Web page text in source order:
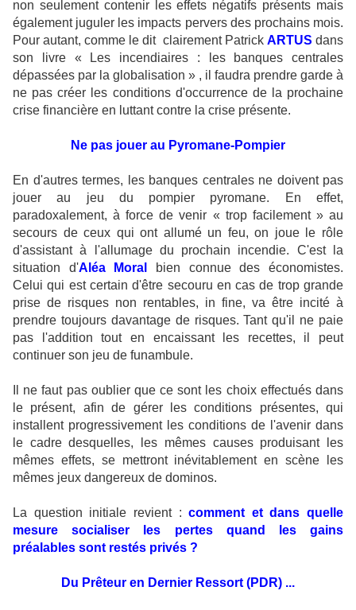
non seulement contenir les effets négatifs présents mais
également juguler les impacts pervers des prochains mois.
Pour autant, comme le dit clairement Patrick ARTUS dans
son livre « Les incendiaires : les banques centrales
dépassées par la globalisation » , il faudra prendre garde à
ne pas créer les conditions d'occurrence de la prochaine
crise financière en luttant contre la crise présente.
Ne pas jouer au Pyromane-Pompier
En d'autres termes, les banques centrales ne doivent pas
jouer au jeu du pompier pyromane. En effet,
paradoxalement, à force de venir « trop facilement » au
secours de ceux qui ont allumé un feu, on joue le rôle
d'assistant à l'allumage du prochain incendie. C'est la
situation d'A léa Moral
bien connue des économistes.
Celui qui est certain d'être secouru en cas de trop grande
prise de risques non rentables, in fine, va être incité à
prendre toujours davantage de risques. Tant qu'il ne paie
pas l'addition tout en encaissant les recettes, il peut
continuer son jeu de funambule.
Il ne faut pas oublier que ce sont les choix effectués dans
le présent, afin de gérer les conditions présentes, qui
installent progressivement les conditions de l'avenir dans
le cadre desquelles, les mêmes causes produisant les
mêmes effets, se mettront inévitablement en scène les
mêmes jeux dangereux de dominos.
La question initiale revient :comment et dans quelle
mesure socialiser les pertes quand les gains
préalables sont restés privés ?
Du Prêteur en Dernier Ressort (PDR) ...